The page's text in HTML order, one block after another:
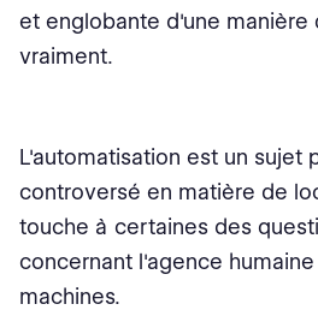
et englobante d'une manière
vraiment.
L'automatisation est un sujet
controversé en matière de
touche à certaines des
concernant l'agence
machines.